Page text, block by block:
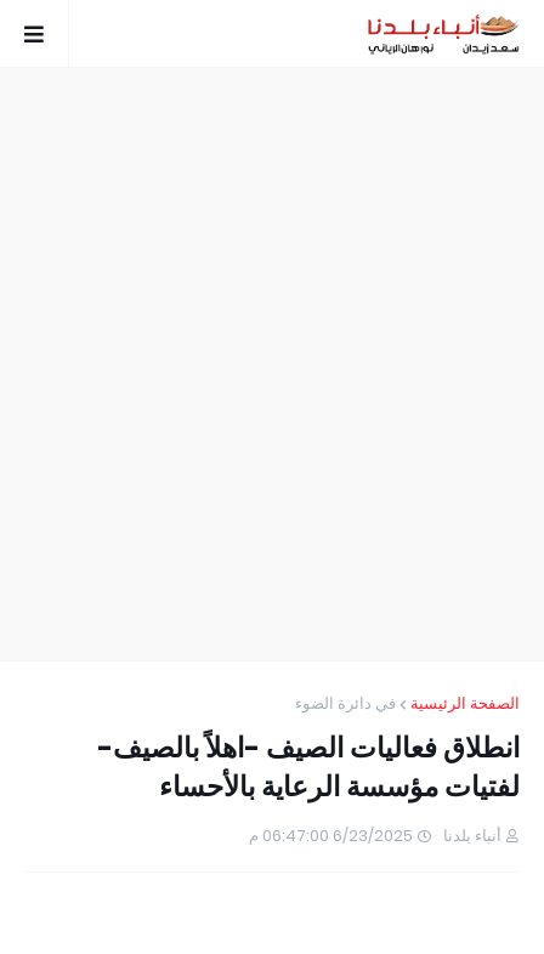
الصفحة الرئيسية في دائرة الضوء
انطلاق فعاليات الصيف -اهلاً بالصيف-
لفتيات مؤسسة الرعاية بالأحساء
أنباء بلدنا 6/23/2025 06:47:00 م